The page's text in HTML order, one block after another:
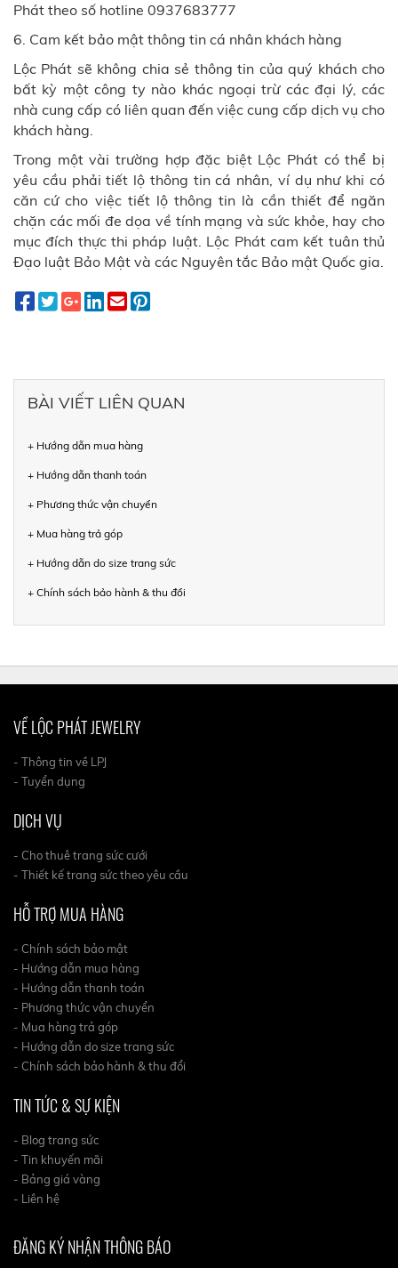
Phát theo số hotline 0937683777
6. Cam kết bảo mật thông tin cá nhân khách hàng
Lộc Phát sẽ không chia sẻ thông tin của quý khách cho
bất kỳ một công ty nào khác ngoại trừ các đại lý, các
nhà cung cấp có liên quan đến việc cung cấp dịch vụ cho
khách hàng.
Trong một vài trường hợp đặc biệt Lộc Phát có thể bị
yêu cầu phải tiết lộ thông tin cá nhân, ví dụ như khi có
căn cứ cho việc tiết lộ thông tin là cần thiết để ngăn
chặn các mối đe dọa về tính mạng và sức khỏe, hay cho
mục đích thực thi pháp luật. Lộc Phát cam kết tuân thủ
Đạo luật Bảo Mật và các Nguyên tắc Bảo mật Quốc gia.
BÀI VIẾT LIÊN QUAN
+ Hướng dẫn mua hàng
+ Hướng dẫn thanh toán
+ Phương thức vận chuyển
+ Mua hàng trả góp
+ Hướng dẫn do size trang sức
+ Chính sách bảo hành & thu đổi
VỀ LỘC PHÁT JEWELRY
- Thông tin về LPJ
- Tuyển dụng
DỊCH VỤ
- Cho thuê trang sức cưới
- Thiết kế trang sức theo yêu cầu
HỖ TRỢ MUA HÀNG
- Chính sách bảo mật
- Hướng dẫn mua hàng
- Hướng dẫn thanh toán
- Phương thức vận chuyển
- Mua hàng trả góp
- Hướng dẫn do size trang sức
- Chính sách bảo hành & thu đổi
TIN TỨC & SỰ KIỆN
- Blog trang sức
- Tin khuyến mãi
- Bảng giá vàng
- Liên hệ
ĐĂNG KÝ NHẬN THÔNG BÁO